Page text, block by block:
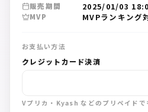
販売期間 2025/01/03
MVP MVPランキング
お支払い方法
クレジットカード決済
Vプリカ・Kyash などのプリペイドで